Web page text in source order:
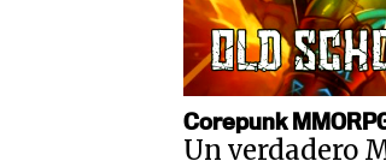
Corepunk
Un verdadero